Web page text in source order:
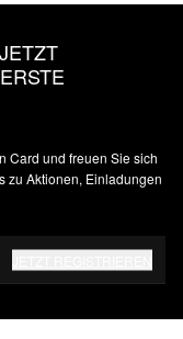
Card und freuen Sie sich
zu Aktionen, Einladungen